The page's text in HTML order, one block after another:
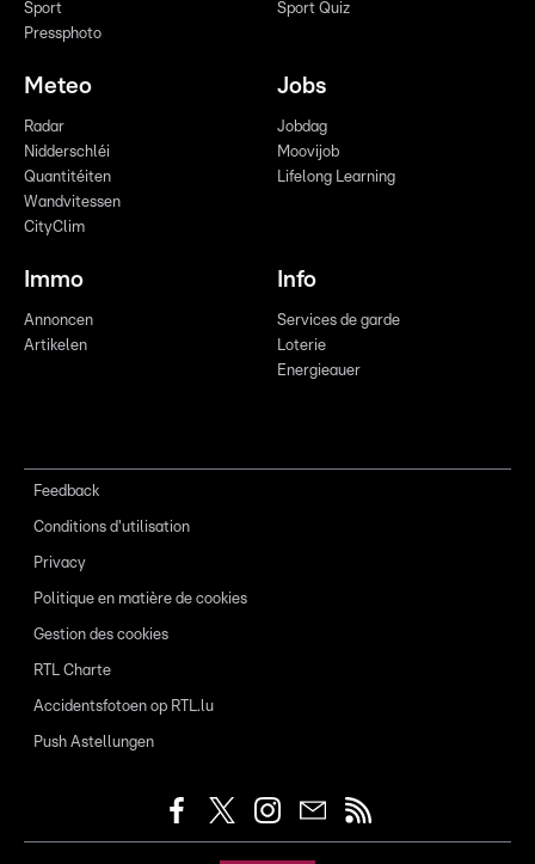
Sport
Pressphoto
Sport Quiz
Meteo
Radar
Nidderschléi
Quantitéiten
Wandvitessen
CityClim
Jobs
Jobdag
Moovijob
Lifelong Learning
Immo
Annoncen
Artikelen
Info
Services de garde
Loterie
Energieauer
Feedback
Conditions d'utilisation
Privacy
Politique en matière de cookies
Gestion des cookies
RTL Charte
Accidentsfotoen op RTL.lu
Push Astellungen